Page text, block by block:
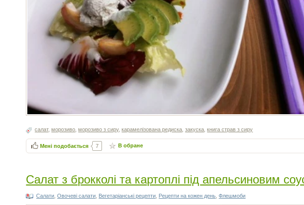
салат,морозиво ,морозиво з сиру,карамелізована редиска ,закуска ,книга страв з сиру
Мені подобається 7 В обране
Салат з брокколі та картоплі під апельсиновим
Салати ,Овочеві салати Вегетаріанські рецепти Рецепти на кожен день ,Флешмоби